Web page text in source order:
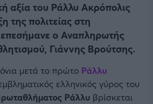
αξία του Ράλλυ Ακρόπολις
της πολιτείας στη
ο Αναπληρωτής
Γιάννης Βρούτσης.
μετά το πρώτο Ράλλυ
ελληνικός γύρος του
Ράλλυ βρίσκεται